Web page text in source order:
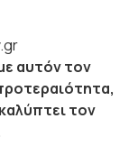
αυτόν τον
τον